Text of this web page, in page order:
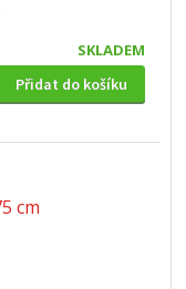
SKLADEM
Přidat do košíku
cm